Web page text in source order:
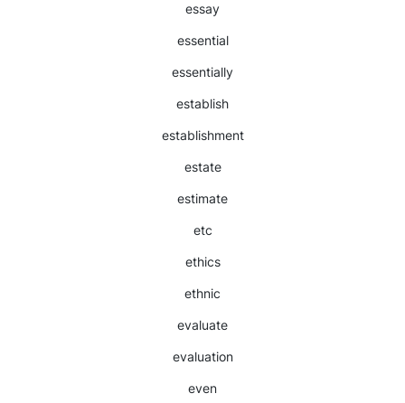
essay
essential
essentially
establish
establishment
estate
estimate
etc
ethics
ethnic
evaluate
evaluation
even